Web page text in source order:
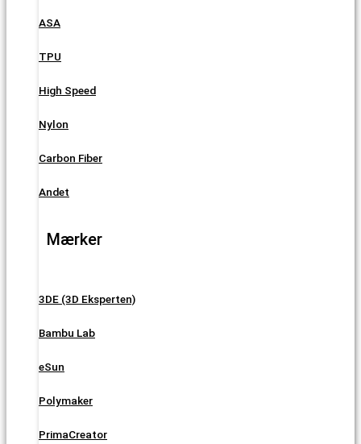
ASA
TPU
High Speed
Nylon
Carbon Fiber
Andet
Mærker
3DE (3D Eksperten)
Bambu Lab
eSun
Polymaker
PrimaCreator